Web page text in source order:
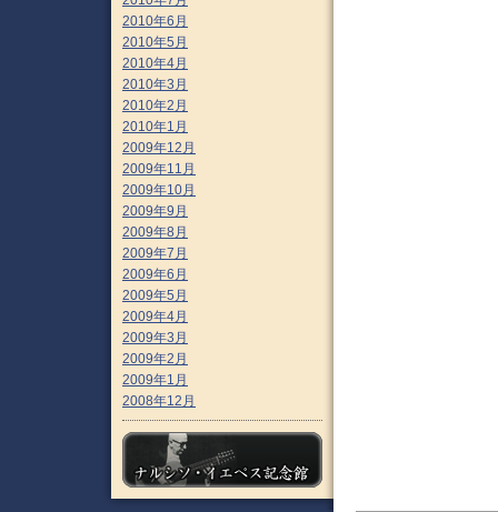
2010年6月
2010年5月
2010年4月
2010年3月
2010年2月
2010年1月
2009年12月
2009年11月
2009年10月
2009年9月
2009年8月
2009年7月
2009年6月
2009年5月
2009年4月
2009年3月
2009年2月
2009年1月
2008年12月